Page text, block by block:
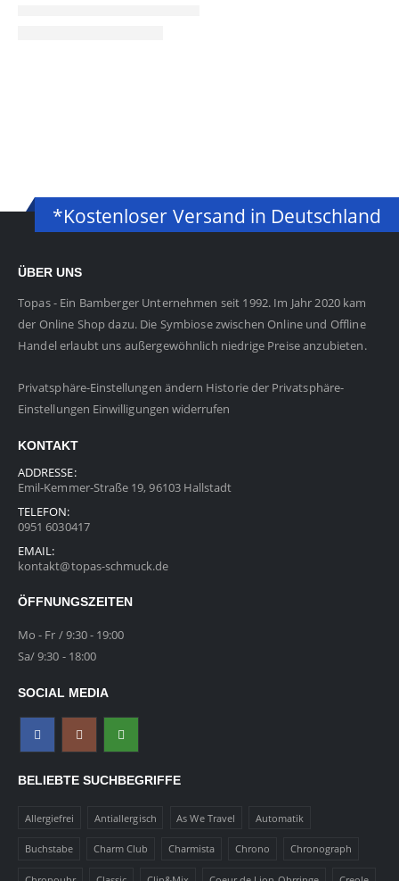
*Kostenloser Versand in Deutschland
ÜBER UNS
Topas - Ein Bamberger Unternehmen seit 1992. Im Jahr 2020 kam
der Online Shop dazu. Die Symbiose zwischen Online und Offline
Handel erlaubt uns außergewöhnlich niedrige Preise anzubieten.
Privatsphäre-Einstellungen ändern Historie der Privatsphäre-
Einstellungen Einwilligungen widerrufen
KONTAKT
ADDRESSE:
Emil-Kemmer-Straße 19, 96103 Hallstadt
TELEFON:
0951 6030417
EMAIL:
kontakt@topas-schmuck.de
ÖFFNUNGSZEITEN
Mo - Fr / 9:30 - 19:00
Sa/ 9:30 - 18:00
SOCIAL MEDIA
BELIEBTE SUCHBEGRIFFE
Allergiefrei Antiallergisch As We Travel Automatik
Buchstabe Charm Club Charmista Chrono Chronograph